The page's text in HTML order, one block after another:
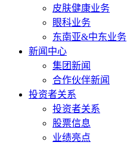
皮肤健康业务
眼科业务
东南亚&中东业务
新闻中心
集团新闻
合作伙伴新闻
投资者关系
投资者关系
股票信息
业绩亮点